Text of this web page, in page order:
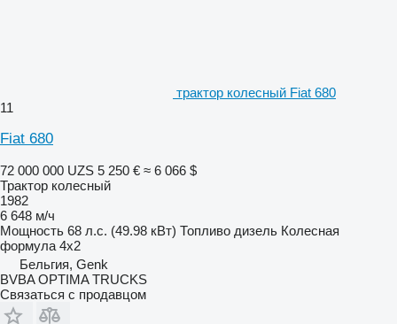
трактор колесный Fiat 680
11
Fiat 680
72 000 000 UZS 5 250 € ≈ 6 066 $
Трактор колесный
1982
6 648 м/ч
Мощность 68 л.с. (49.98 кВт) Топливо дизель Колесная
формула 4x2
Бельгия, Genk
BVBA OPTIMA TRUCKS
Связаться с продавцом